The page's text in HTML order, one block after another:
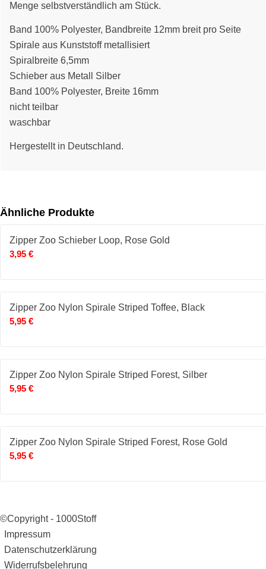
Menge selbstverständlich am Stück.
Band 100% Polyester, Bandbreite 12mm breit pro Seite
Spirale aus Kunststoff metallisiert
Spiralbreite 6,5mm
Schieber aus Metall Silber
Band 100% Polyester, Breite 16mm
nicht teilbar
waschbar
Hergestellt in Deutschland.
Ähnliche Produkte
Zipper Zoo Schieber Loop, Rose Gold
3,95 €
Zipper Zoo Nylon Spirale Striped Toffee, Black
5,95 €
Zipper Zoo Nylon Spirale Striped Forest, Silber
5,95 €
Zipper Zoo Nylon Spirale Striped Forest, Rose Gold
5,95 €
©Copyright - 1000Stoff
Impressum
Datenschutzerklärung
Widerrufsbelehrung